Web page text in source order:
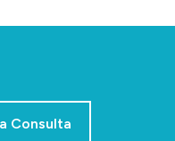
Consulta